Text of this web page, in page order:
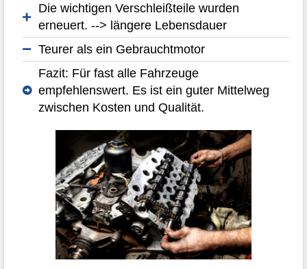
Die wichtigen Verschleißteile wurden
erneuert. --> längere Lebensdauer
Teurer als ein Gebrauchtmotor
Fazit: Für fast alle Fahrzeuge
empfehlenswert. Es ist ein guter Mittelweg
zwischen Kosten und Qualität.